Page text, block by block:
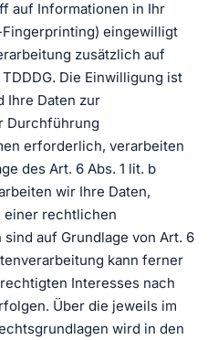
auf Informationen in Ihr
Fingerprinting) eingewilligt
zusätzlich auf
Die Einwilligung ist
Ihre Daten zur
Durchführung
erforderlich, verarbeiten
des Art. 6 Abs. 1 lit. b
wir Ihre Daten,
einer rechtlichen
auf Grundlage von Art. 6
kann ferner
Interesses nach
Über die jeweils im
wird in den